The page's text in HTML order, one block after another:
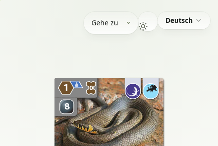
Gehe zu Deutsch
1 0
8